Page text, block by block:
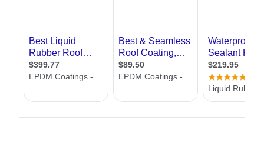
את הבית להרבה יותר יפה מבחינה חיצונית אך
לעיתים לא מותירים מקום לגג פתוח. את האיטום
נהוג לעשות בשלב האחרון של בניית שלד הבית,
עם בניית הגג. בזמן שבבית קיים נהוג לבצע איטום
לקראת החורף